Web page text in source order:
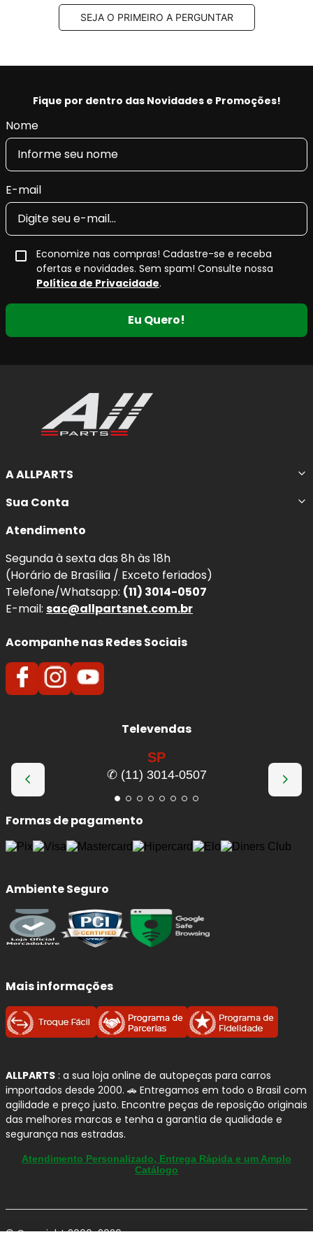
- Tecnologia e qualidade na produção, fornecendo a
máxima tração, pilotagem precisa e segurança.
SEJA O PRIMEIRO A PERGUNTAR
Fique por dentro das Novidades e Promoções!
Nome
E-mail
Economize nas compras! Cadastre-se e receba
ofertas e novidades. Sem spam! Consulte nossa
Política de Privacidade.
Eu Quero!
A ALLPARTS
Sua Conta
Atendimento
Segunda à sexta das 8h às 18h
(Horário de Brasília / Exceto feriados)
Telefone/Whatsapp: (11) 3014-0507
E-mail: sac@allpartsnet.com.br
Acompanhe nas Redes Sociais
Televendas
SP
✆ (11) 3014-0507
Formas de pagamento
Ambiente Seguro
Mais informações
ALLPARTS : a sua loja online de autopeças para carros
importados desde 2000. 🚗 Entregamos em todo o Brasil com
agilidade e preço justo. Encontre peças de reposição originais
das melhores marcas e tenha a garantia de qualidade e
segurança nas estradas.
Atendimento Personalizado, Entrega Rápida e um Amplo
Catálogo
© Copyright 2000-2026